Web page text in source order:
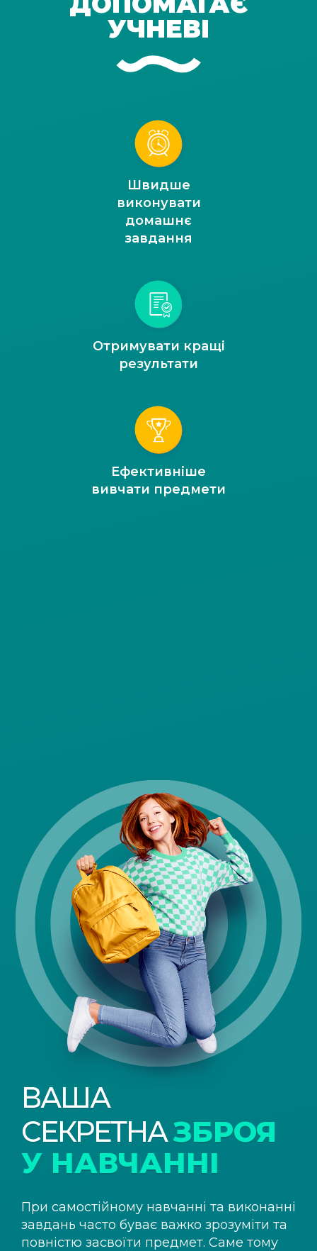
УЧНЕВІ
Швидше
виконувати
домашнє
завдання
Отримувати кращі
результати
Ефективніше
вивчати предмети
ВАША
СЕКРЕТНАЗБРОЯ
У НАВЧАННІ
При самостійному навчанні та виконанні
завдань часто буває важко зрозуміти та
повністю засвоїти предмет. Саме тому